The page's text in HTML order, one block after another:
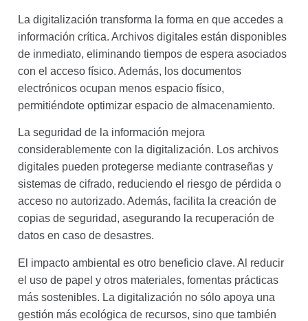
La digitalización transforma la forma en que accedes a
información crítica. Archivos digitales están disponibles
de inmediato, eliminando tiempos de espera asociados
con el acceso físico. Además, los documentos
electrónicos ocupan menos espacio físico,
permitiéndote optimizar espacio de almacenamiento.
La seguridad de la información mejora
considerablemente con la digitalización. Los archivos
digitales pueden protegerse mediante contraseñas y
sistemas de cifrado, reduciendo el riesgo de pérdida o
acceso no autorizado. Además, facilita la creación de
copias de seguridad, asegurando la recuperación de
datos en caso de desastres.
El impacto ambiental es otro beneficio clave. Al reducir
el uso de papel y otros materiales, fomentas prácticas
más sostenibles. La digitalización no sólo apoya una
gestión más ecológica de recursos, sino que también